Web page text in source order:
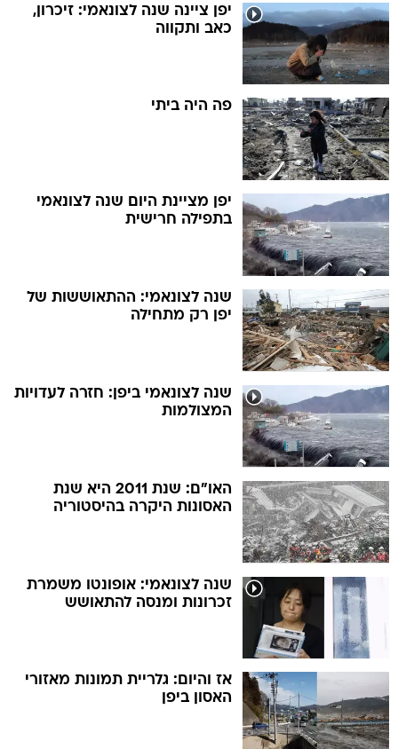
יפן ציינה שנה לצונאמי: זיכרון,
כאב ותקווה
פה היה ביתי
יפן מציינת היום שנה לצונאמי
בתפילה חרישית
שנה לצונאמי: ההתאוששות של
יפן רק מתחילה
שנה לצונאמי ביפן: חזרה לעדויות
המצולמות
האו"ם: שנת 2011 היא שנת
האסונות היקרה בהיסטוריה
שנה לצונאמי: אופונטו משמרת
זכרונות ומנסה להתאושש
אז והיום: גלריית תמונות מאזורי
האסון ביפן